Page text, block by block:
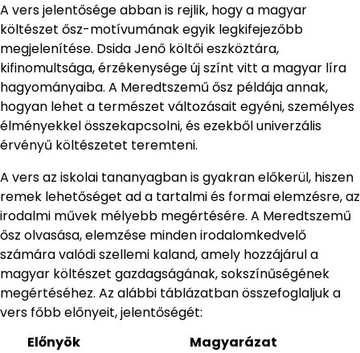
A vers jelentősége abban is rejlik, hogy a magyar
költészet ősz-motívumának egyik legkifejezőbb
megjelenítése. Dsida Jenő költői eszköztára,
kifinomultsága, érzékenysége új színt vitt a magyar líra
hagyományaiba. A Meredtszemű ősz példája annak,
hogyan lehet a természet változásait egyéni, személyes
élményekkel összekapcsolni, és ezekből univerzális
érvényű költészetet teremteni.
A vers az iskolai tananyagban is gyakran előkerül, hiszen
remek lehetőséget ad a tartalmi és formai elemzésre, az
irodalmi művek mélyebb megértésére. A Meredtszemű
ősz olvasása, elemzése minden irodalomkedvelő
számára valódi szellemi kaland, amely hozzájárul a
magyar költészet gazdagságának, sokszínűségének
megértéséhez. Az alábbi táblázatban összefoglaljuk a
vers főbb előnyeit, jelentőségét:
Előnyök
Magyarázat